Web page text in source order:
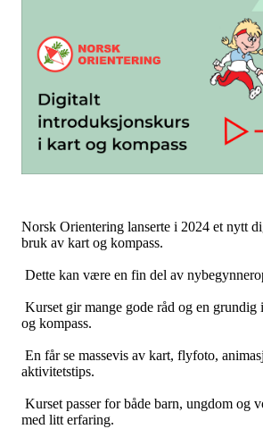
Norsk Orientering lanserte i 2024 et nytt
bruk av kart og kompass.
Dette kan være en fin del av
Kurset gir mange gode råd og en
og kompass.
En får se massevis av kart, flyfoto,
aktivitetstips.
Kurset passer for både barn, ungdom og
med litt erfaring.